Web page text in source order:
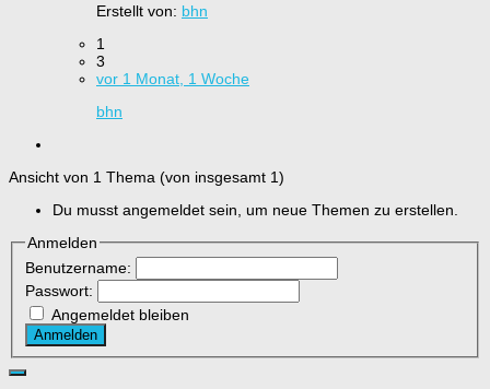
Erstellt von: bhn
1
3
vor 1 Monat, 1 Woche
bhn
Ansicht von 1 Thema (von insgesamt 1)
Du musst angemeldet sein, um neue Themen zu erstellen.
Anmelden
Benutzername:
Passwort:
Angemeldet bleiben
Anmelden